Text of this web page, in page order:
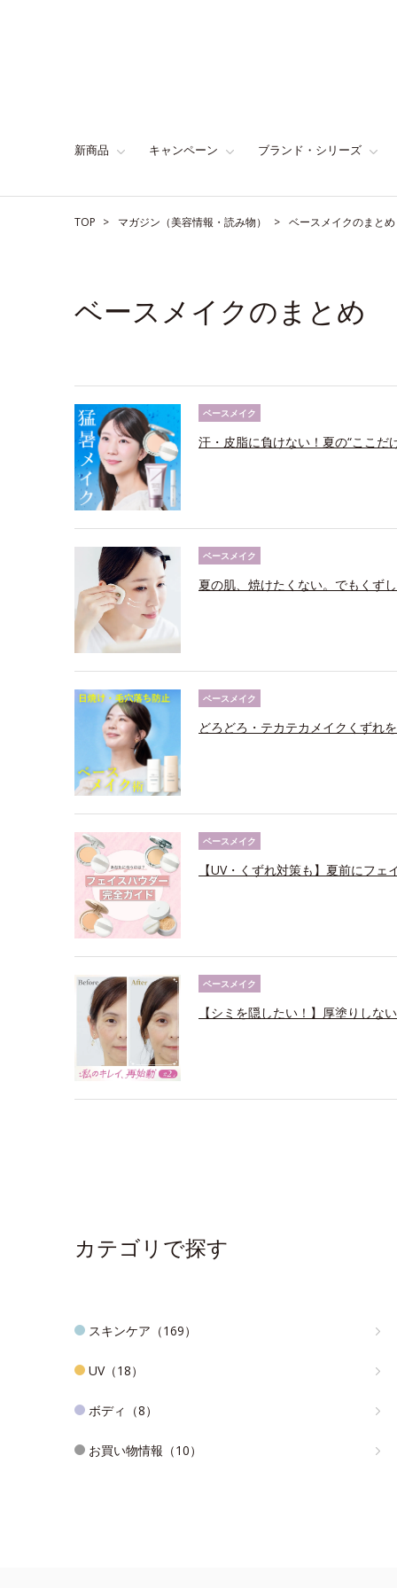
新商品 キャンペーン ブランド・シリーズ
TOP マガジン（美容情報・読み物） ベースメイクのまとめ
ベースメイクのまとめ
ベースメイク
汗・皮脂に負けない！夏の“ここだ
ベースメイク
夏の肌、焼けたくない。でもくず
ベースメイク
どろどろ・テカテカメイクくずれ
ベースメイク
【UV・くずれ対策も】夏前にフェ
ベースメイク
【シミを隠したい！】厚塗りしな
カテゴリで探す
スキンケア（169）
UV（18）
ボディ（8）
お買い物情報（10）